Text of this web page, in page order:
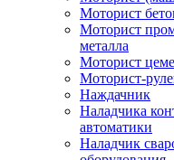
Моторист
Моторист
металла
Моторист
Моторист-
Наждачник
Наладчика
автоматики
Наладчик